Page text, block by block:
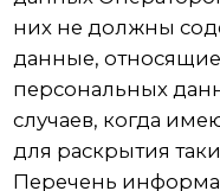
федеральным законом,
которого,
персональных данных.
персональные данные
обезличиваются по
в достижении этих целей,
предусмотрено